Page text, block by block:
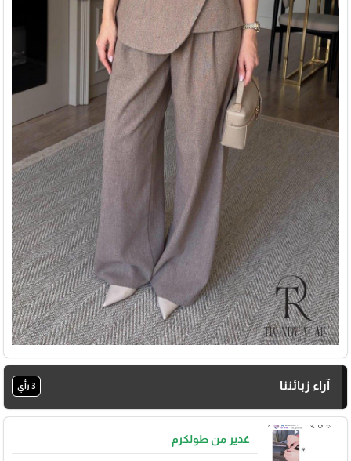
آراء زبائننا 3 رأي
غدير من طولكرم